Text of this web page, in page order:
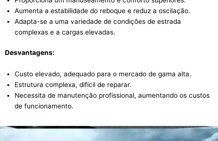
Aumenta a estabilidade do reboque e reduz a oscilação.
Adapta-se a uma variedade de condições de estrada
complexas e a cargas elevadas.
Desvantagens:
Custo elevado, adequado para o mercado de gama alta.
Estrutura complexa, difícil de reparar.
Necessita de manutenção profissional, aumentando os custos
de funcionamento.